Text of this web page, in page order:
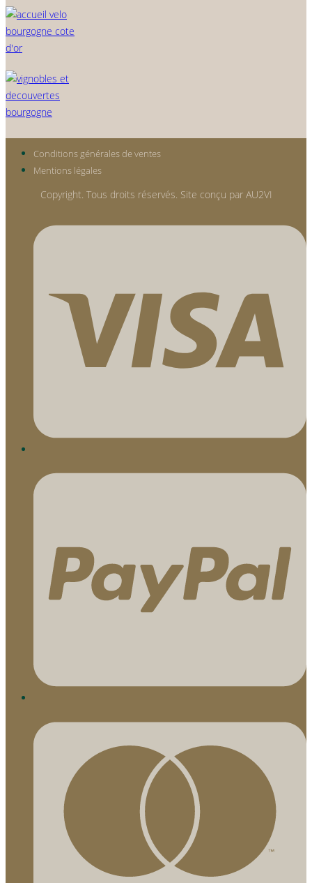
Conditions générales de ventes
Mentions légales
Copyright. Tous droits réservés. Site conçu par AU2VI